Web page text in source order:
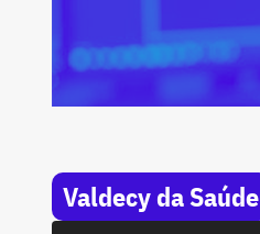
Valdecy da Saúde